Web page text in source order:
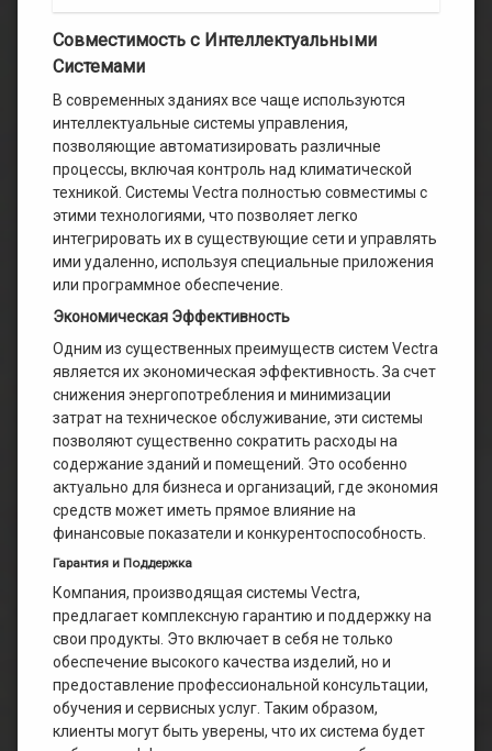
Совместимость с Интеллектуальными
Системами
В современных зданиях все чаще используются
интеллектуальные системы управления,
позволяющие автоматизировать различные
процессы, включая контроль над климатической
техникой. Системы Vectra полностью совместимы с
этими технологиями, что позволяет легко
интегрировать их в существующие сети и управлять
ими удаленно, используя специальные приложения
или программное обеспечение.
Экономическая Эффективность
Одним из существенных преимуществ систем Vectra
является их экономическая эффективность. За счет
снижения энергопотребления и минимизации
затрат на техническое обслуживание, эти системы
позволяют существенно сократить расходы на
содержание зданий и помещений. Это особенно
актуально для бизнеса и организаций, где экономия
средств может иметь прямое влияние на
финансовые показатели и конкурентоспособность.
Гарантия и Поддержка
Компания, производящая системы Vectra,
предлагает комплексную гарантию и поддержку на
свои продукты. Это включает в себя не только
обеспечение высокого качества изделий, но и
предоставление профессиональной консультации,
обучения и сервисных услуг. Таким образом,
клиенты могут быть уверены, что их система будет